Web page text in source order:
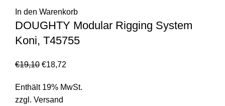
In den Warenkorb
DOUGHTY Modular Rigging System
Koni, T45755
€19,10 €18,72
Enthält 19% MwSt.
zzgl. Versand